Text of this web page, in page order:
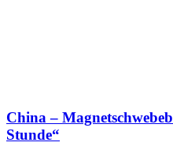
China –
Stunde“